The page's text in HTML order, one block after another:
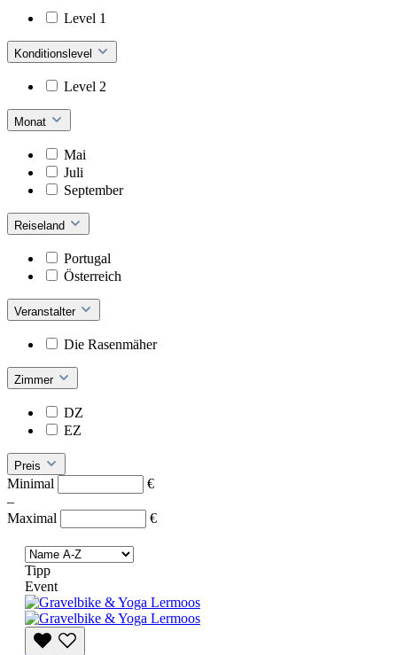
Level 1
Konditionslevel
Level 2
Monat
Mai
Juli
September
Reiseland
Portugal
Österreich
Veranstalter
Die Rasenmäher
Zimmer
DZ
EZ
Preis
Minimal
€
–
Maximal
€
Tipp
Event